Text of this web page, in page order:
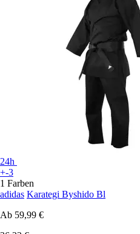
24h
+-3
1 Farben
adidas Karategi Byshido Bl
Ab 59,99 €